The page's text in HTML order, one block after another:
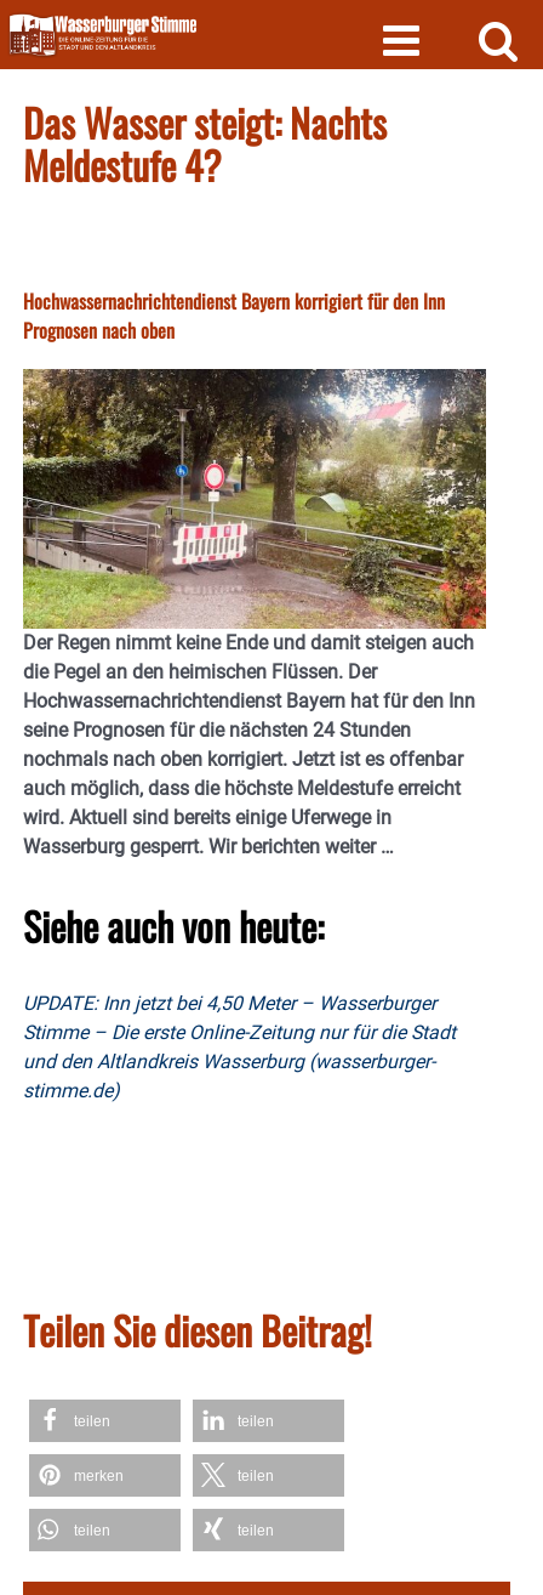
Skip
to
content
Das Wasser steigt: Nachts
Meldestufe 4?
Hochwassernachrichtendienst Bayern korrigiert für den Inn
Prognosen nach oben
Der Regen nimmt keine Ende und damit steigen auch
die Pegel an den heimischen Flüssen. Der
Hochwassernachrichtendienst Bayern hat für den Inn
seine Prognosen für die nächsten 24 Stunden
nochmals nach oben korrigiert. Jetzt ist es offenbar
auch möglich, dass die höchste Meldestufe erreicht
wird. Aktuell sind bereits einige Uferwege in
Wasserburg gesperrt. Wir berichten weiter …
Siehe auch von heute:
UPDATE: Inn jetzt bei 4,50 Meter – Wasserburger
Stimme – Die erste Online-Zeitung nur für die Stadt
und den Altlandkreis Wasserburg (wasserburger-
stimme.de)
Teilen Sie diesen Beitrag!
teilen teilen
merken teilen
teilen teilen